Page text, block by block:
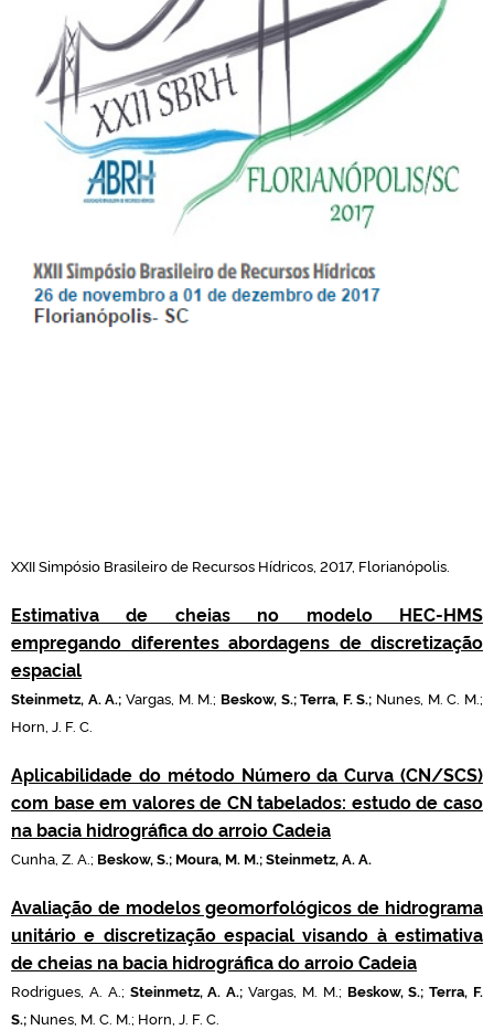
XXII Simpósio Brasileiro de Recursos Hídricos, 2017, Florianópolis.
Estimativa de cheias no modelo HEC-HMS
empregando diferentes abordagens de discretização
espacial
Steinmetz, A. A.; Vargas, M. M.; Beskow, S.; Terra, F. S.; Nunes, M. C. M.;
Horn, J. F. C.
Aplicabilidade do método Número da Curva (CN/SCS)
com base em valores de CN tabelados: estudo de caso
na bacia hidrográfica do arroio Cadeia
Cunha, Z. A.; Beskow, S.; Moura, M. M.; Steinmetz, A. A.
Avaliação de modelos geomorfológicos de hidrograma
unitário e discretização espacial visando à estimativa
de cheias na bacia hidrográfica do arroio Cadeia
Rodrigues, A. A.; Steinmetz, A. A.; Vargas, M. M.; Beskow, S.; Terra, F.
S.; Nunes, M. C. M.; Horn, J. F. C.